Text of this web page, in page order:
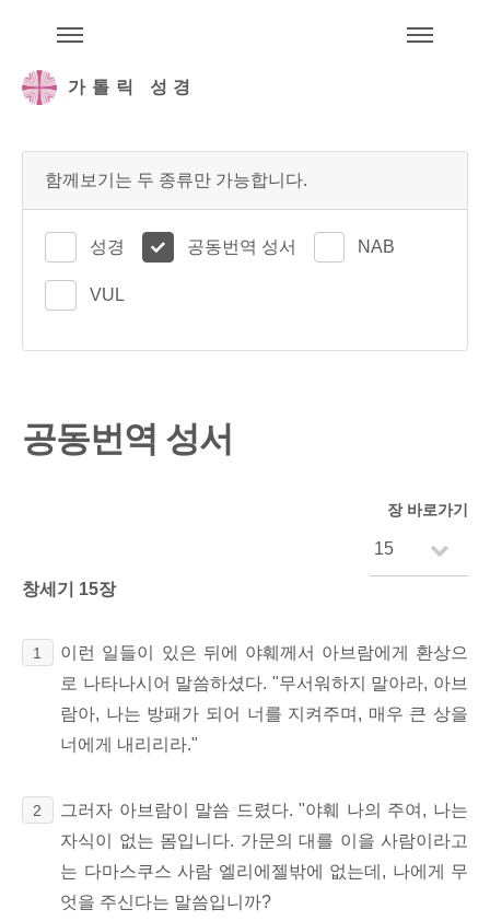
가톨릭 성경
함께보기는 두 종류만 가능합니다.
성경 공동번역 성서 NAB
VUL
공동번역 성서
장 바로가기
창세기 15장
1
이런 일들이 있은 뒤에 야훼께서 아브람에게 환상으
로 나타나시어 말씀하셨다. "무서워하지 말아라, 아브
람아, 나는 방패가 되어 너를 지켜주며, 매우 큰 상을
너에게 내리리라."
2
그러자 아브람이 말씀 드렸다. "야훼 나의 주여, 나는
자식이 없는 몸입니다. 가문의 대를 이을 사람이라고
는 다마스쿠스 사람 엘리에젤밖에 없는데, 나에게 무
엇을 주신다는 말씀입니까?